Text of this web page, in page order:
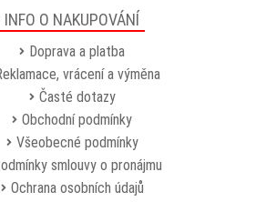
INFO O NAKUPOVÁNÍ
Doprava a platba
vrácení a výměna
Časté dotazy
Obchodní podmínky
Všeobecné podmínky
smlouvy o pronájmu
Ochrana osobních údajů